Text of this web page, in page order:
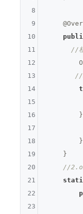
//
//
        }
        }
    }
//
8
9
10
11
12
13
14
15
16
17
18
19
20
21
22
23